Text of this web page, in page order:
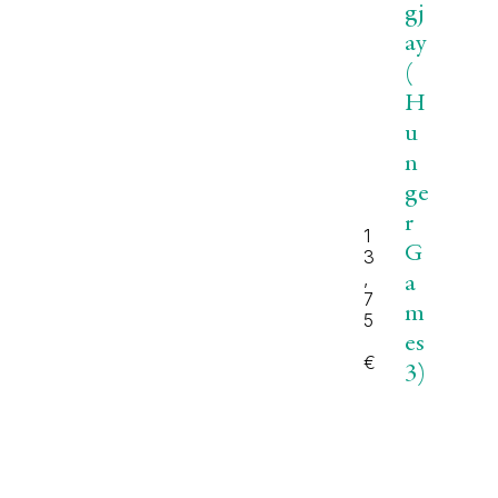
1
3
7
5
€
gj
ay
(
H
u
n
ge
r
G
a
m
es
3)